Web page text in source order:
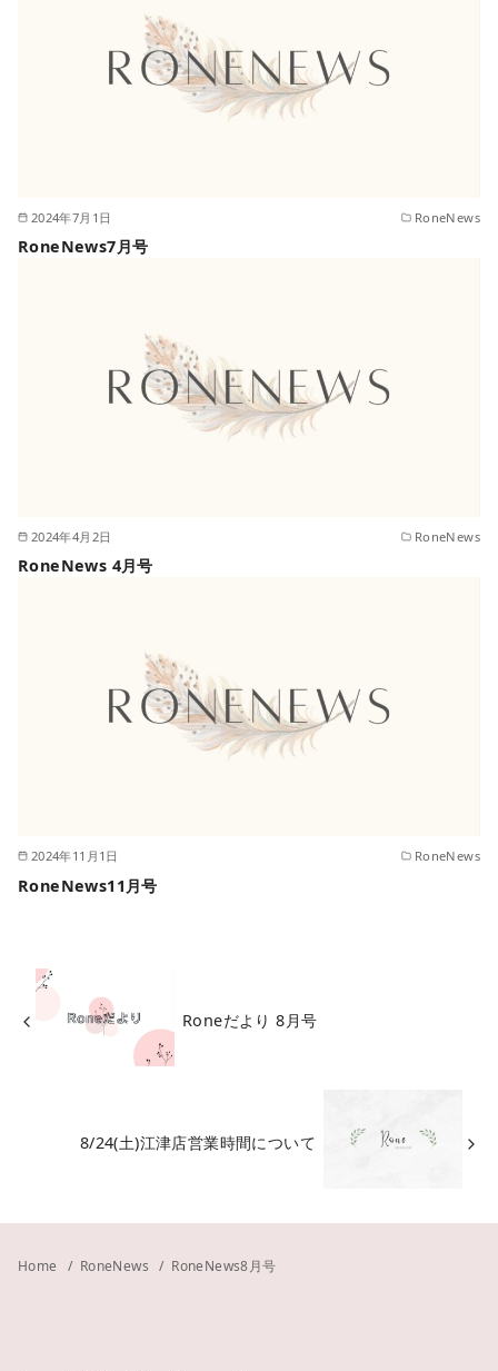
2024年7月1日 RoneNews
RoneNews7月号
2024年4月2日 RoneNews
RoneNews 4月号
2024年11月1日 RoneNews
RoneNews11月号
Roneだより 8月号
8/24(土)江津店営業時間について
Home RoneNews RoneNews8月号